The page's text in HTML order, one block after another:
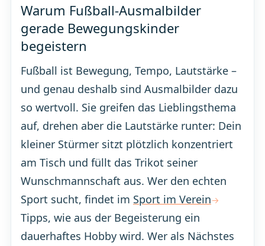
Warum Fußball-Ausmalbilder
gerade Bewegungskinder
begeistern
Fußball ist Bewegung, Tempo, Lautstärke –
und genau deshalb sind Ausmalbilder dazu
so wertvoll. Sie greifen das Lieblingsthema
auf, drehen aber die Lautstärke runter: Dein
kleiner Stürmer sitzt plötzlich konzentriert
am Tisch und füllt das Trikot seiner
Wunschmannschaft aus. Wer den echten
Sport sucht, findet im Sport im Verein
Tipps, wie aus der Begeisterung ein
dauerhaftes Hobby wird. Wer als Nächstes